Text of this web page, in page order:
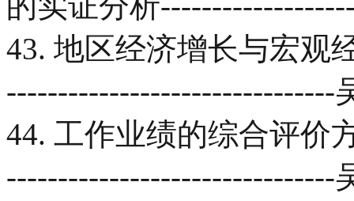
43. 地区经济增长与宏观
--------------------------------
44. 工作业绩的综合评价
--------------------------------